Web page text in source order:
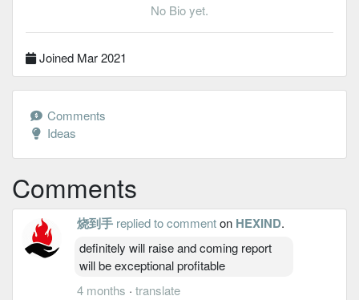
No Bio yet.
Joined Mar 2021
Comments
Ideas
Comments
烧到手 replied to commenton HEXIND.
definitely will raise and coming report
will be exceptional profitable
4 months · translate